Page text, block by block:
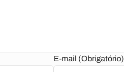
E-mail (Obrigatório)